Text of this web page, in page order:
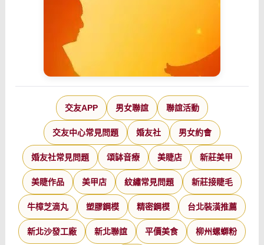
交友APP 男女聯誼 聯誼活動
交友中心常見問題 婚友社 男女約會
婚友社常見問題 頌缽音療 美睫店 新莊美甲
美睫作品 美甲店 紋繡常見問題 新莊接睫毛
牛樟芝滴丸 塑膠鋼模 精密鋼模 台北裝潢推薦
新北沙發工廠 新北聯誼 平價美食 柳州螺螄粉